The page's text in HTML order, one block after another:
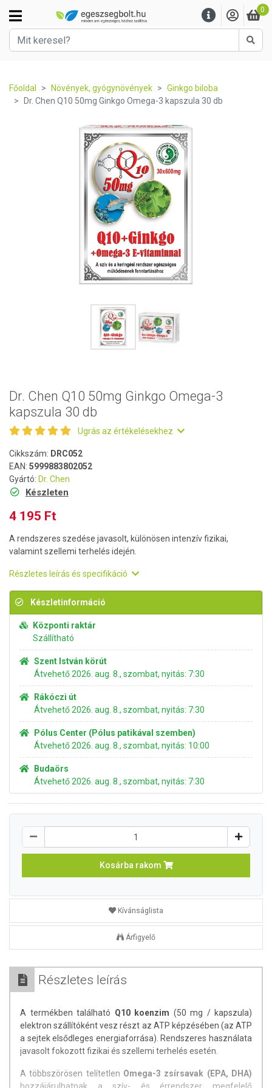
0
Főoldal Növények, gyógynövények
Ginkgo biloba
Dr. Chen Q10 50mg Ginkgo Omega-3 kapszula 30 db
Dr. Chen Q10 50mg Ginkgo Omega-3
kapszula 30 db
Ugrás az értékelésekhez
Cikkszám: DRC052
EAN: 5999883802052
Gyártó: Dr. Chen
Készleten
4 195 Ft
A rendszeres szedése javasolt, különösen intenzív fizikai,
valamint szellemi terhelés idején.
Részletes leírás és specifikáció
Készletinformáció
Központi raktár
Szállítható
Szent István körút
Átvehető 2026. aug. 8., szombat, nyitás: 7:30
Rákóczi út
Átvehető 2026. aug. 8., szombat, nyitás: 7:30
Pólus Center (Pólus patikával szemben)
Átvehető 2026. aug. 8., szombat, nyitás: 10:00
Budaörs
Átvehető 2026. aug. 8., szombat, nyitás: 7:30
Kosárba rakom
Kívánságlista
Árfigyelő
Részletes leírás
A termékben található Q10 koenzim (50 mg / kapszula)
elektron szállítóként vesz részt az ATP képzésében (az ATP
a sejtek elsődleges energiaforrása). Rendszeres használata
javasolt fokozott fizikai és szellemi terhelés esetén.
A többszörösen telítetlen Omega-3 zsírsavak (EPA, DHA)